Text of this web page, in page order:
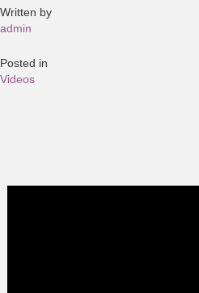
Written by
admin
Posted in
Videos